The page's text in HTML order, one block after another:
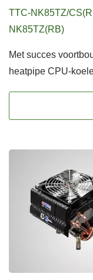
TTC-NK85TZ/
NK85TZ(RB)
Met succes
heatpipe CPU-